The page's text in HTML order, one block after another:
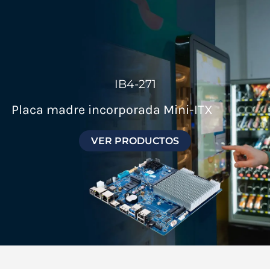
IB4-271
Placa madre incorporada Mini-ITX
VER PRODUCTOS